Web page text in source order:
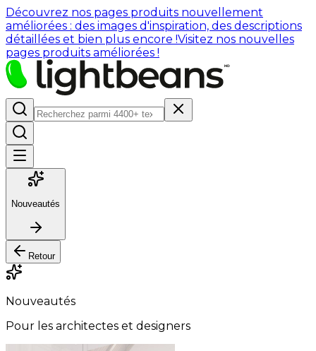
Découvrez nos pages produits nouvellement
améliorées : des images d'inspiration, des descriptions
détaillées et bien plus encore !Visitez nos nouvelles
pages produits améliorées !
Nouveautés
Retour
Nouveautés
Pour les architectes et designers